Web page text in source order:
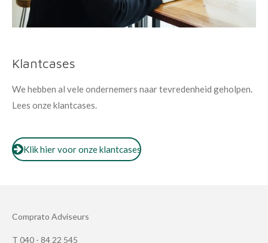
Klantcases
We hebben al vele ondernemers naar tevredenheid geholpen.
Lees onze klantcases.
Klik hier voor onze klantcases
Comprato Adviseurs
T 040 - 84 22 545